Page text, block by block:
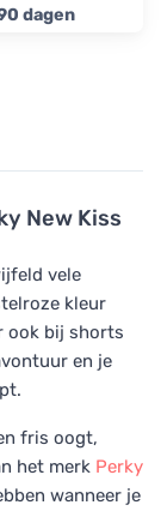
New Kiss
vele
kleur
ook bij shorts
en je
fris oogt,
het merk Perky
wanneer je
dagen